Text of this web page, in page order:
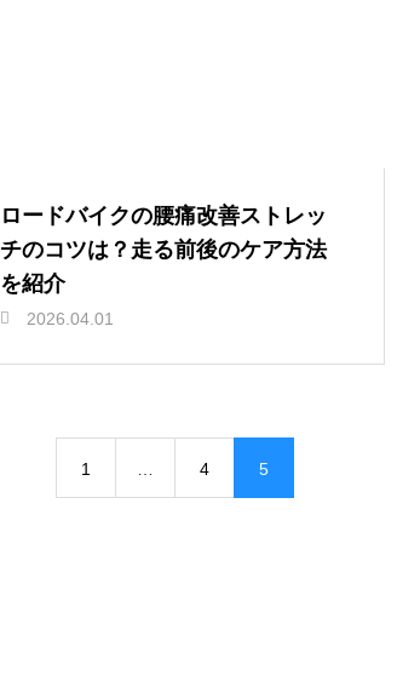
ロードバイクの腰痛改善ストレッ
チのコツは？走る前後のケア方法
を紹介
2026.04.01
1 4 5